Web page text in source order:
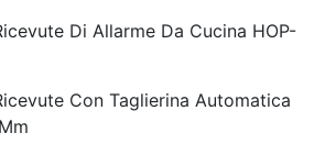
Di Allarme Da Cucina HOP-
Con Taglierina Automatica